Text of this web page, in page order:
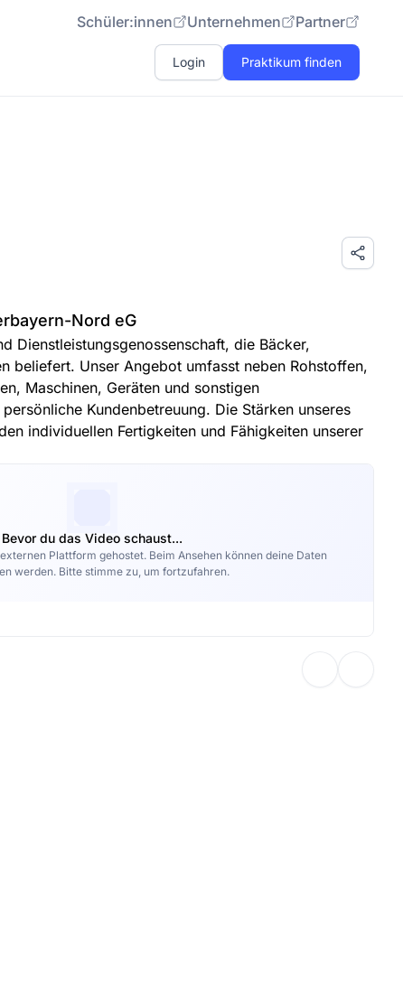
Schüler:innen Unternehmen Partner
Login Praktikum finden
Nord eG
Dienstleistungsgenossenschaft, die Bäcker,
beliefert. Unser Angebot umfasst neben Rohstoffen,
Maschinen, Geräten und sonstigen
Kundenbetreuung. Die Stärken unseres
individuellen Fertigkeiten und Fähigkeiten unserer
Bevor du das Video schaust...
Plattform gehostet. Beim Ansehen können deine Daten
werden. Bitte stimme zu, um fortzufahren.